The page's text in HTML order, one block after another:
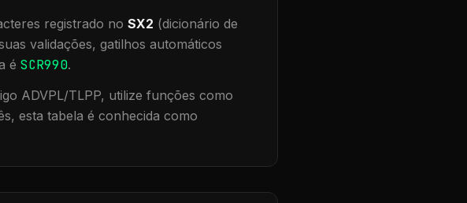
registrado no SX2 (dicionário de
validações, gatilhos automáticos
é SCR990.
ADVPL/TLPP, utilize funções como
esta tabela é conhecida como